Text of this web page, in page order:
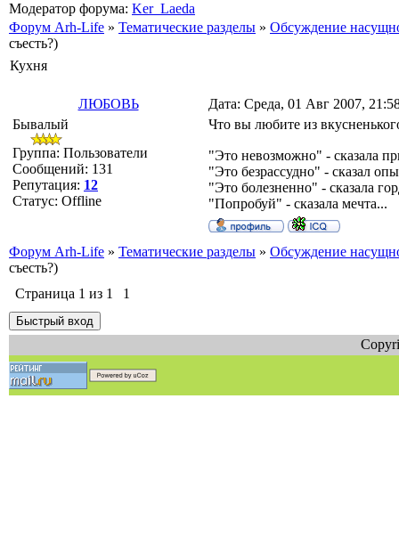
Модератор форума: Ker_Laeda
Форум Arh-Life » Тематические разделы » Обсуждение
съесть?)
Кухня
ЛЮБОВЬ
Дата: Среда, 01 Авг 2007,
Бывалый
Группа: Пользователи
Сообщений: 131
Репутация: 12
Статус: Offline
Что вы любите из
"Это невозможно" - сказала
"Это безрассудно" - сказал
"Это болезненно" - сказала
"Попробуй" - сказала мечта...
Форум Arh-Life » Тематические разделы » Обсуждение
съесть?)
Страница 1 из 1 1